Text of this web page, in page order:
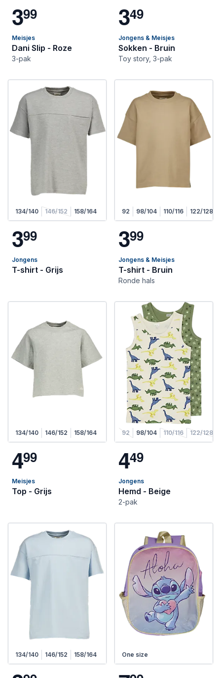
399
Meisjes
Dani Slip - Roze
3-pak
349
Jongens & Meisjes
Sokken - Bruin
Toy story, 3-pak
134/140 146/152 158/164
399
Jongens
T-shirt - Grijs
92 98/104 110/116 122/128
399
Jongens & Meisjes
T-shirt - Bruin
Ronde hals
134/140 146/152 158/164
499
Meisjes
Top - Grijs
92 98/104 110/116 122/128
449
Jongens
Hemd - Beige
2-pak
134/140 146/152 158/164 One size